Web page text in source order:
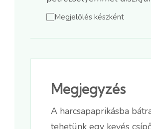
Megjelölés készként
Megjegyzés
A harcsapaprikásba
tehetünk egy kevés